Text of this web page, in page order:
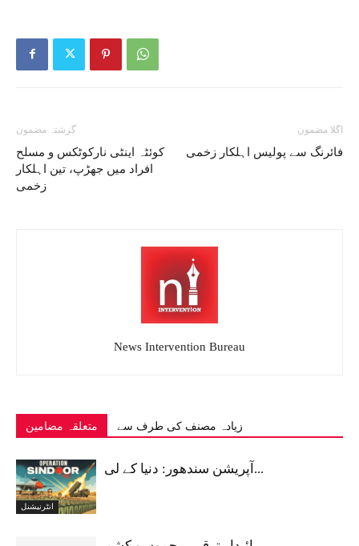
گزشتہ مضمون
کوئٹہ اینٹی نارکوٹکس و مسلح
افراد میں جھڑپ، تین اہلکار
زخمی
اگلا مضمون
فائرنگ سے پولیس اہلکار زخمی
News Intervention Bureau
متعلقہ مضامین زیادہ مصنف کی طرف سے
انٹرنیشنل
آپریشن سندھور: دنیا کے لی...